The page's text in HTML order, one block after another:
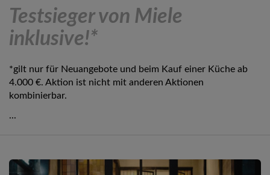
Testsieger von Miele
inklusive!*
*gilt nur für Neuangebote und beim Kauf einer Küche ab
4.000 €. Aktion ist nicht mit anderen Aktionen
kombinierbar.
...